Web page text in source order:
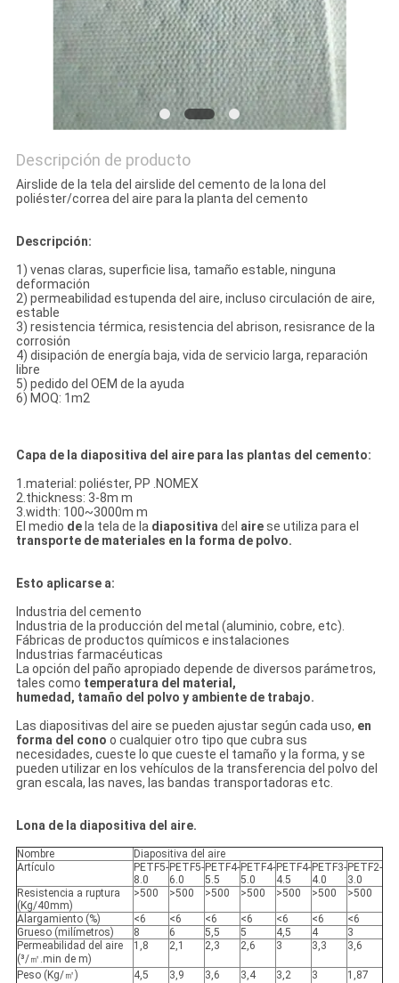
Descripción de producto
Airslide de la tela del airslide del cemento de la lona del
poliéster/correa del aire para la planta del cemento
Descripción:
1) venas claras, superficie lisa, tamaño estable, ninguna
deformación
2) permeabilidad estupenda del aire, incluso circulación de aire,
estable
3) resistencia térmica, resistencia del abrison, resisrance de la
corrosión
4) disipación de energía baja, vida de servicio larga, reparación
libre
5) pedido del OEM de la ayuda
6) MOQ: 1m2
Capa de la diapositiva del aire para las plantas del cemento:
1.material: poliéster, PP .NOMEX
2.thickness: 3-8m m
3.width: 100~3000m m
El medio dela tela de la diapositivadel airese utiliza para el
transporte de materiales en la forma de polvo.
Esto aplicarse a:
Industria del cemento
Industria de la producción del metal (aluminio, cobre, etc).
Fábricas de productos químicos e instalaciones
Industrias farmacéuticas
La opción del paño apropiado depende de diversos parámetros,
tales como temperatura del material,
humedad, tamaño del polvo y ambiente de trabajo.
Las diapositivas del aire se pueden ajustar según cada uso, en
forma del cono o cualquier otro tipo que cubra sus
necesidades, cueste lo que cueste el tamaño y la forma, y se
pueden utilizar en los vehículos de la transferencia del polvo del
gran escala, las naves, las bandas transportadoras etc.
Lona de la diapositiva del aire.
Nombre
Diapositiva del aire
Artículo
PETF5-
8.0
PETF5-
6.0
PETF4-
5.5
PETF4-
5.0
PETF4-
4.5
PETF3-
4.0
PETF2-
3.0
Resistencia a ruptura
(Kg/40mm)
>500 >500 >500 >500 >500 >500 >500
Alargamiento (%) <6 <6 <6 <6 <6 <6
<6
Grueso (milímetros)
8 6 5,5 5 4,5 4
3
Permeabilidad del aire
(³/㎡.min de m)
1,8 2,1 2,3 2,6 3 3,3 3,6
Peso (Kg/㎡) 4,5 3,9 3,6 3,4 3,2 3 1,87